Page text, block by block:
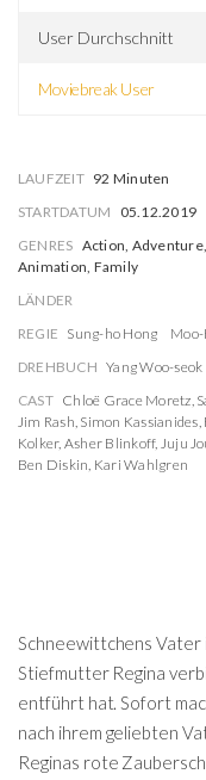
User Durchschnitt
Moviebreak User
LAUFZEIT 92 Minuten
STARTDATUM
05.12.2019
GENRES Action,
Animation, Family
LÄNDER
REGIE Sung-ho Hong
DREHBUCH Yang Woo-seok
CAST Chloë Grace Moretz,
Jim Rash, Simon Kassianides,
Kolker, Asher Blinkoff, Juju
Ben Diskin, Kari Wahlgren
Schneewittchens
Stiefmutter Regina
entführt hat. Sofort
nach ihrem geliebten
Reginas rote